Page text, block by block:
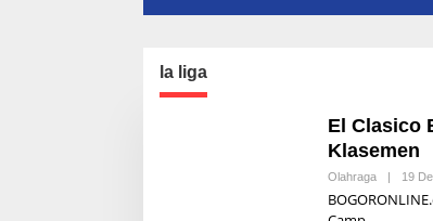
la liga
El Clasico
Klasemen
Olahraga | 19